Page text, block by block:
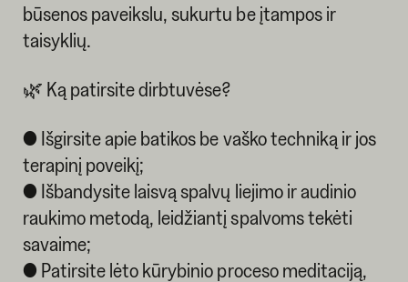
būsenos paveikslu, sukurtu be įtampos ir
taisyklių.
🌿 Ką patirsite dirbtuvėse?
● Išgirsite apie batikos be vaško techniką ir jos
terapinį poveikį;
● Išbandysite laisvą spalvų liejimo ir audinio
raukimo metodą, leidžiantį spalvoms tekėti
savaime;
● Patirsite lėto kūrybinio proceso meditaciją,